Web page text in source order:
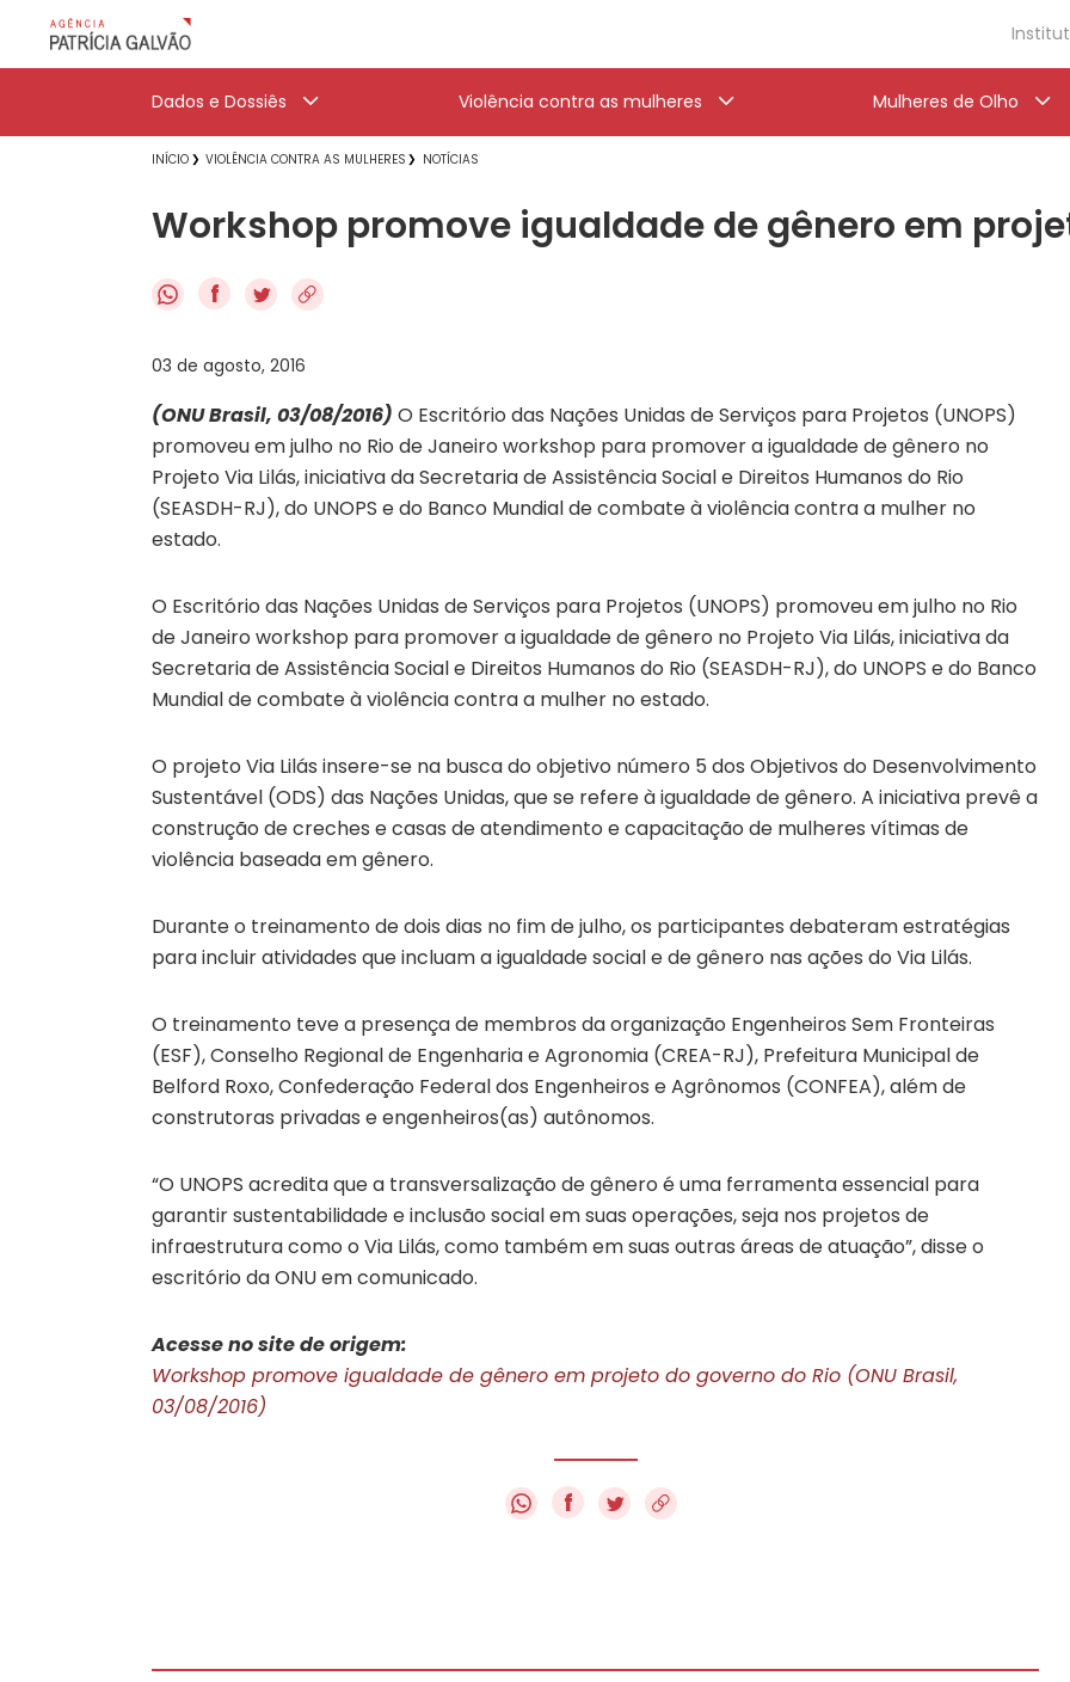
Dados e Dossiês Violência contra as mulheres Mulheres de Olho
INÍCIO VIOLÊNCIA CONTRA AS MULHERES NOTÍCIAS
Workshop promove igualdade de gênero em
f
03 de agosto, 2016
(ONU Brasil, 03/08/2016) O Escritório das Nações Unidas de Serviços para Projetos (UNOPS)
promoveu em julho no Rio de Janeiro workshop para promover a igualdade de gênero no
Projeto Via Lilás, iniciativa da Secretaria de Assistência Social e Direitos Humanos do Rio
(SEASDH-RJ), do UNOPS e do Banco Mundial de combate à violência contra a mulher no
estado.
O Escritório das Nações Unidas de Serviços para Projetos (UNOPS) promoveu em julho no Rio
de Janeiro workshop para promover a igualdade de gênero no Projeto Via Lilás, iniciativa da
Secretaria de Assistência Social e Direitos Humanos do Rio (SEASDH-RJ), do UNOPS e do Banco
Mundial de combate à violência contra a mulher no estado.
O projeto Via Lilás insere-se na busca do objetivo número 5 dos Objetivos do Desenvolvimento
Sustentável (ODS) das Nações Unidas, que se refere à igualdade de gênero. A iniciativa prevê a
construção de creches e casas de atendimento e capacitação de mulheres vítimas de
violência baseada em gênero.
Durante o treinamento de dois dias no fim de julho, os participantes debateram estratégias
para incluir atividades que incluam a igualdade social e de gênero nas ações do Via Lilás.
O treinamento teve a presença de membros da organização Engenheiros Sem Fronteiras
(ESF), Conselho Regional de Engenharia e Agronomia (CREA-RJ), Prefeitura Municipal de
Belford Roxo, Confederação Federal dos Engenheiros e Agrônomos (CONFEA), além de
construtoras privadas e engenheiros(as) autônomos.
“O UNOPS acredita que a transversalização de gênero é uma ferramenta essencial para
garantir sustentabilidade e inclusão social em suas operações, seja nos projetos de
infraestrutura como o Via Lilás, como também em suas outras áreas de atuação”, disse o
escritório da ONU em comunicado.
Acesse no site de origem:
Workshop promove igualdade de gênero em projeto do governo do Rio (ONU Brasil,
03/08/2016)
f